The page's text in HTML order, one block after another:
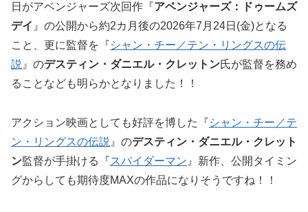
日がアベンジャーズ次回作『アベンジャーズ：ドゥームズ
デイ 』の公開から約2カ月後の2026年7月24日(金)となる
こと、更に監督を『シャン・チー／テン・リングスの伝
説 』のデスティン・ダニエル・クレットン氏が監督を務め
ることなども明らかとなりました！！
アクション映画としても好評を博した『シャン・チー／テ
ン・リングスの伝説 』のデスティン・ダニエル・クレット
ン監督が手掛ける『スパイダーマン 』新作、公開タイミン
グからしても期待度MAXの作品になりそうですね！！